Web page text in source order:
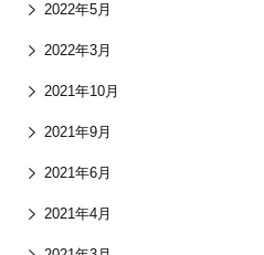
2022年5月
2022年3月
2021年10月
2021年9月
2021年6月
2021年4月